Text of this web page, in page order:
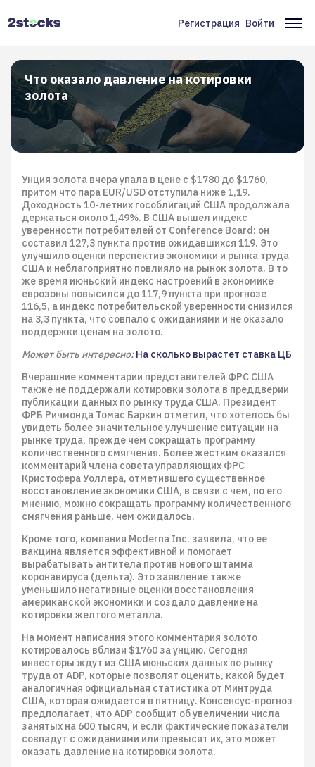
Меню
учётной
записи
пользователя
Регистрация Войти
Что оказало давление на котировки
золота
Унция золота вчера упала в цене с $1780 до $1760,
притом что пара EUR/USD отступила ниже 1,19.
Доходность 10-летних гособлигаций США продолжала
держаться около 1,49%. В США вышел индекс
уверенности потребителей от Conference Board: он
составил 127,3 пункта против ожидавшихся 119. Это
улучшило оценки перспектив экономики и рынка труда
США и неблагоприятно повлияло на рынок золота. В то
же время июньский индекс настроений в экономике
еврозоны повысился до 117,9 пункта при прогнозе
116,5, а индекс потребительской уверенности снизился
на 3,3 пункта, что совпало с ожиданиями и не оказало
поддержки ценам на золото.
Может быть интересно:На сколько вырастет ставка ЦБ
Вчерашние комментарии представителей ФРС США
также не поддержали котировки золота в преддверии
публикации данных по рынку труда США. Президент
ФРБ Ричмонда Томас Баркин отметил, что хотелось бы
увидеть более значительное улучшение ситуации на
рынке труда, прежде чем сокращать программу
количественного смягчения. Более жестким оказался
комментарий члена совета управляющих ФРС
Кристофера Уоллера, отметившего существенное
восстановление экономики США, в связи с чем, по его
мнению, можно сокращать программу количественного
смягчения раньше, чем ожидалось.
Кроме того, компания Moderna Inc. заявила, что ее
вакцина является эффективной и помогает
вырабатывать антитела против нового штамма
коронавируса (дельта). Это заявление также
уменьшило негативные оценки восстановления
американской экономики и создало давление на
котировки желтого металла.
На момент написания этого комментария золото
котировалось вблизи $1760 за унцию. Сегодня
инвесторы ждут из США июньских данных по рынку
труда от ADP, которые позволят оценить, какой будет
аналогичная официальная статистика от Минтруда
США, которая ожидается в пятницу. Консенсус-прогноз
предполагает, что ADP сообщит об увеличении числа
занятых на 600 тысяч, и если фактические показатели
совпадут с ожиданиями или превысят их, это может
оказать давление на котировки золота.